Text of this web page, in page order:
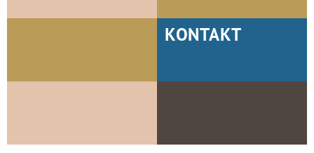
KONTAKT